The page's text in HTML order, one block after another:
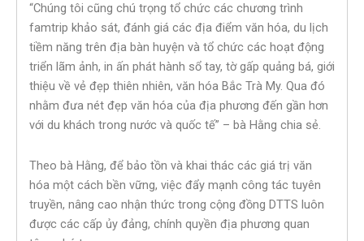
“Chúng tôi cũng chú trọng tổ chức các chương trình
famtrip khảo sát, đánh giá các địa điểm văn hóa, du lịch
tiềm năng trên địa bàn huyện và tổ chức các hoạt động
triển lãm ảnh, in ấn phát hành sổ tay, tờ gấp quảng bá, giới
thiệu về vẻ đẹp thiên nhiên, văn hóa Bắc Trà My. Qua đó
nhằm đưa nét đẹp văn hóa của địa phương đến gần hơn
với du khách trong nước và quốc tế” – bà Hằng chia sẻ.
Theo bà Hằng, để bảo tồn và khai thác các giá trị văn
hóa một cách bền vững, việc đẩy mạnh công tác tuyên
truyền, nâng cao nhận thức trong cộng đồng DTTS luôn
được các cấp ủy đảng, chính quyền địa phương quan